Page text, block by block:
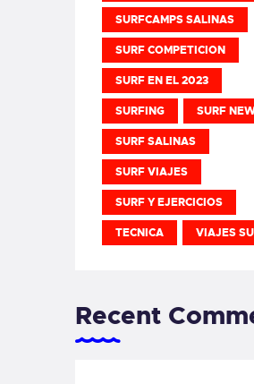
SURFCAMPS SALINAS
SURF COMPETICION
SURF EN EL 2023
SURFING SURF
SURF SALINAS
SURF VIAJES
SURF Y EJERCICIOS
TECNICA VIAJES
Recent